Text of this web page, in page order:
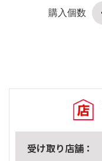
購入個数
受け取り店舗：